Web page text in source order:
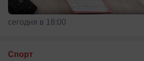
сегодня в 18:00
Спорт